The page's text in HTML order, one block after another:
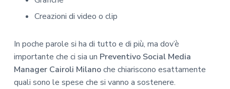
Creazioni di video o clip
In poche parole si ha di tutto e di più, ma dov’è
importante che ci sia un Preventivo Social Media
Manager Cairoli Milanoche chiariscono esattamente
quali sono le spese che si vanno a sostenere.